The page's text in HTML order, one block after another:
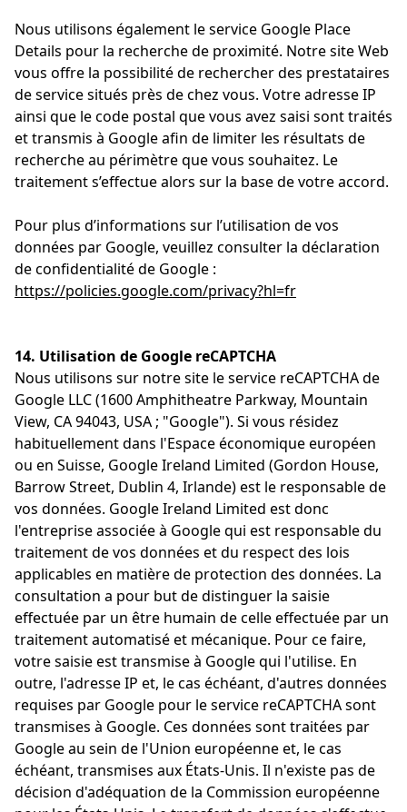
Nous utilisons également le service Google Place
Details pour la recherche de proximité. Notre site Web
vous offre la possibilité de rechercher des prestataires
de service situés près de chez vous. Votre adresse IP
ainsi que le code postal que vous avez saisi sont traités
et transmis à Google afin de limiter les résultats de
recherche au périmètre que vous souhaitez. Le
traitement s’effectue alors sur la base de votre accord.
Pour plus d’informations sur l’utilisation de vos
données par Google, veuillez consulter la déclaration
de confidentialité de Google :
https://policies.google.com/privacy?hl=fr
14. Utilisation de Google reCAPTCHA
Nous utilisons sur notre site le service reCAPTCHA de
Google LLC (1600 Amphitheatre Parkway, Mountain
View, CA 94043, USA ; "Google"). Si vous résidez
habituellement dans l'Espace économique européen
ou en Suisse, Google Ireland Limited (Gordon House,
Barrow Street, Dublin 4, Irlande) est le responsable de
vos données. Google Ireland Limited est donc
l'entreprise associée à Google qui est responsable du
traitement de vos données et du respect des lois
applicables en matière de protection des données. La
consultation a pour but de distinguer la saisie
effectuée par un être humain de celle effectuée par un
traitement automatisé et mécanique. Pour ce faire,
votre saisie est transmise à Google qui l'utilise. En
outre, l'adresse IP et, le cas échéant, d'autres données
requises par Google pour le service reCAPTCHA sont
transmises à Google. Ces données sont traitées par
Google au sein de l'Union européenne et, le cas
échéant, transmises aux États-Unis. Il n'existe pas de
décision d'adéquation de la Commission européenne